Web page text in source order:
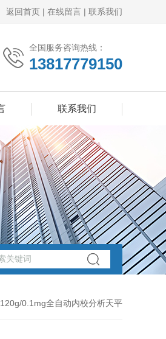
返回首页 | 在线留言 | 联系我们
全国服务咨询热线：
13817779150
联系我们
0.1mg全自动内校分析天平